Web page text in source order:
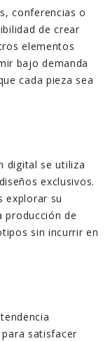
conferencias o
de crear
elementos
bajo demanda
cada pieza sea
digital se utiliza
exclusivos.
explorar su
producción de
sin incurrir en
satisfacer